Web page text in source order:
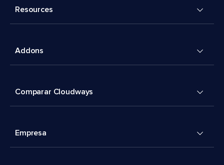
Resources
Addons
Comparar Cloudways
Empresa